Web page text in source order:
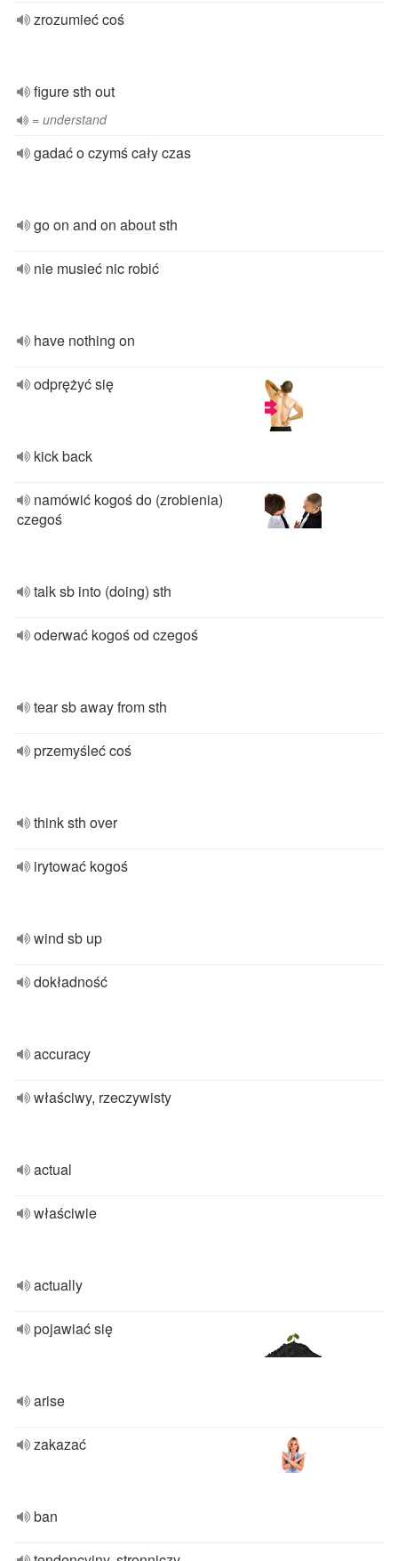
zrozumieć coś
figure sth out
= understand
gadać o czymś cały czas
go on and on about sth
nie musieć nic robić
have nothing on
odprężyć się
kick back
namówić kogoś do (zrobienia)
czegoś
talk sb into (doing) sth
oderwać kogoś od czegoś
tear sb away from sth
przemyśleć coś
think sth over
irytować kogoś
wind sb up
dokładność
accuracy
właściwy, rzeczywisty
actual
właściwie
actually
pojawiać się
arise
zakazać
ban